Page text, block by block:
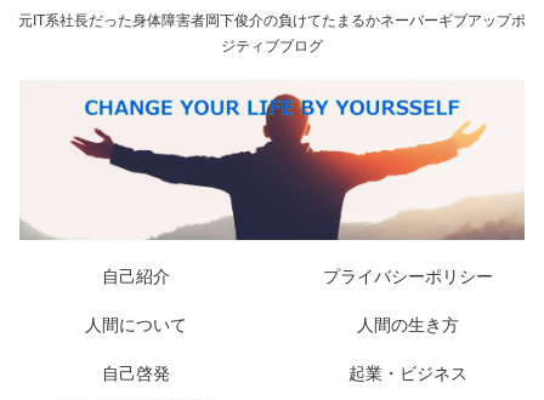
元IT系社長だった身体障害者岡下俊介の負けてたまるかネーバーギブアップポ
ジティブブログ
自己紹介 プライバシーポリシー
人間について 人間の生き方
自己啓発
起業・ビジネス